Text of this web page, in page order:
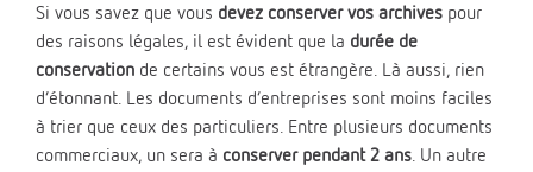
Si vous savez que vous devez conserver vos archives pour
des raisons légales, il est évident que la durée de
conservation de certains vous est étrangère. Là aussi, rien
d’étonnant. Les documents d’entreprises sont moins faciles
à trier que ceux des particuliers. Entre plusieurs documents
commerciaux, un sera à conserver pendant 2 ans. Un autre